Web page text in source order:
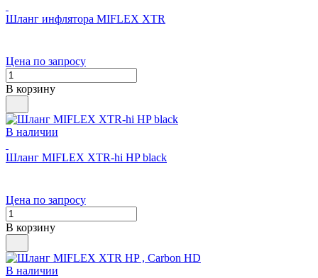
Шланг инфлятора MIFLEX XTR
Цена по запросу
В корзину
В наличии
Шланг MIFLEX XTR-hi HP black
Цена по запросу
В корзину
В наличии